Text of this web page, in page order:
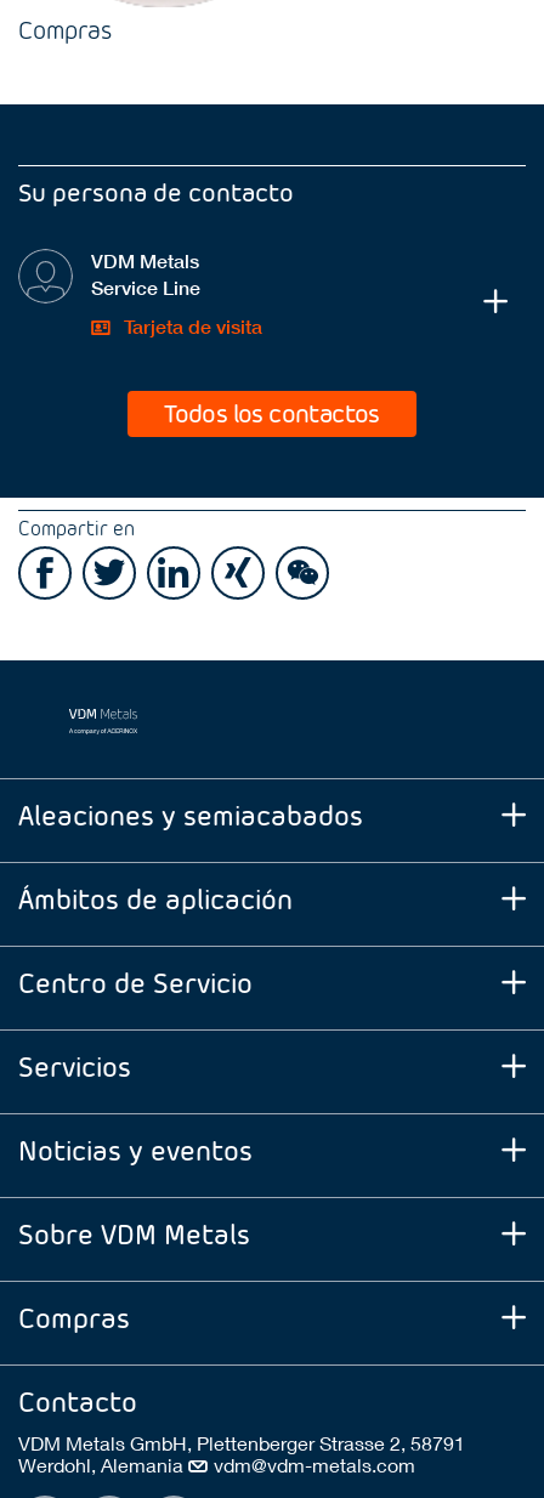
Compras
Su persona de contacto
VDM Metals
Service Line
Tarjeta de visita
Todos los contactos
Compartir en
Aleaciones y semiacabados
Ámbitos de aplicación
Centro de Servicio
Servicios
Noticias y eventos
Sobre VDM Metals
Compras
Contacto
VDM Metals GmbH, Plettenberger Strasse 2, 58791
Werdohl, Alemania
vdm@vdm-metals.com